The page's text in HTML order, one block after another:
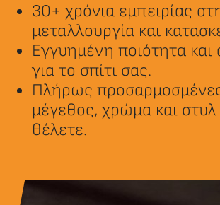
30+ χρόνια εμπειρίας
μεταλλουργία και
Εγγυημένη ποιότητα
για το σπίτι σας.
Πλήρως
μέγεθος, χρώμα και
θέλετε.